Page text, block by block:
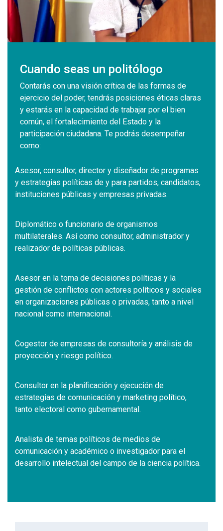
Cuando seas un politólogo
Contarás con una visión crítica de las formas de
ejercicio del poder, tendrás posiciones éticas claras
y estarás en la capacidad de trabajar por el bien
común, el fortalecimiento del Estado y la
participación ciudadana. Te podrás desempeñar
como:
Asesor, consultor, director y diseñador de programas
y estrategias políticas de y para partidos, candidatos,
instituciones públicas y empresas privadas.
Diplomático o funcionario de organismos
multilaterales. Así como consultor, administrador y
realizador de políticas públicas.
Asesor en la toma de decisiones políticas y la
gestión de conflictos con actores políticos y sociales
en organizaciones públicas o privadas, tanto a nivel
nacional como internacional.
Cogestor de empresas de consultoría y análisis de
proyección y riesgo político.
Consultor en la planificación y ejecución de
estrategias de comunicación y marketing político,
tanto electoral como gubernamental.
Analista de temas políticos de medios de
comunicación y académico o investigador para el
desarrollo intelectual del campo de la ciencia política.